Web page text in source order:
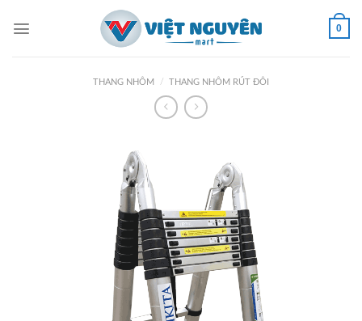
0
THANG NHÔM / THANG NHÔM RÚT ĐÔI